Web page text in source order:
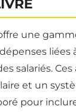
une
liées
salariés.
et un
pour